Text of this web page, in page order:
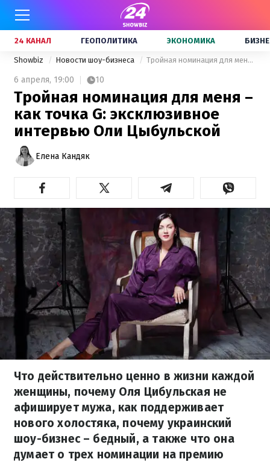
24 КАНАЛ ГЕОПОЛИТИКА ЭКОНОМИКА
Showbiz Новости шоу-бизнеса Тройная номинация для меня – как точка G: эксклюзивное интервью Оли Цыбульской
6 апреля, 19:00 10
Тройная номинация для меня –
как точка G: эксклюзивное
интервью Оли Цыбульской
Елена Кандяк
Что действительно ценно в жизни каждой
женщины, почему Оля Цибульская не
афиширует мужа, как поддерживает
нового холостяка, почему украинский
шоу-бизнес – бедный, а также что она
думает о трех номинации на премию